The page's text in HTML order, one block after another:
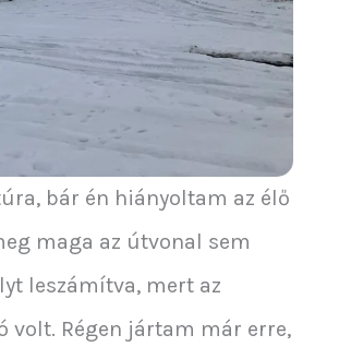
bár én hiányoltam az élő
maga az útvonal sem
leszámítva, mert az
volt. Régen jártam már erre,